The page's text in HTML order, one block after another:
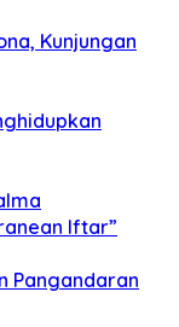
Kunjungan
Iftar”
Pangandaran